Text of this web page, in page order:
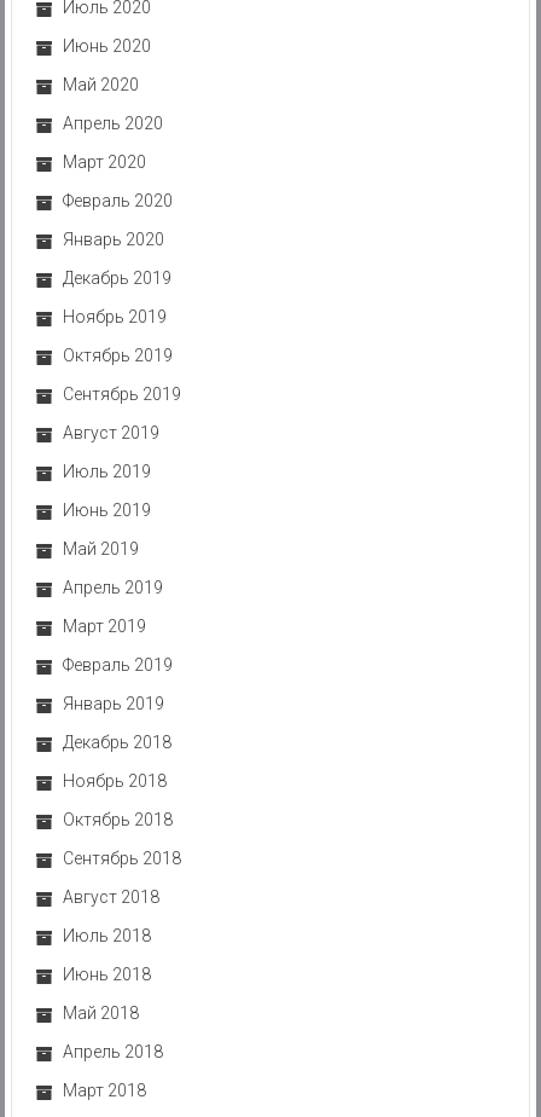
Июль 2020
Июнь 2020
Май 2020
Апрель 2020
Март 2020
Февраль 2020
Январь 2020
Декабрь 2019
Ноябрь 2019
Октябрь 2019
Сентябрь 2019
Август 2019
Июль 2019
Июнь 2019
Май 2019
Апрель 2019
Март 2019
Февраль 2019
Январь 2019
Декабрь 2018
Ноябрь 2018
Октябрь 2018
Сентябрь 2018
Август 2018
Июль 2018
Июнь 2018
Май 2018
Апрель 2018
Март 2018